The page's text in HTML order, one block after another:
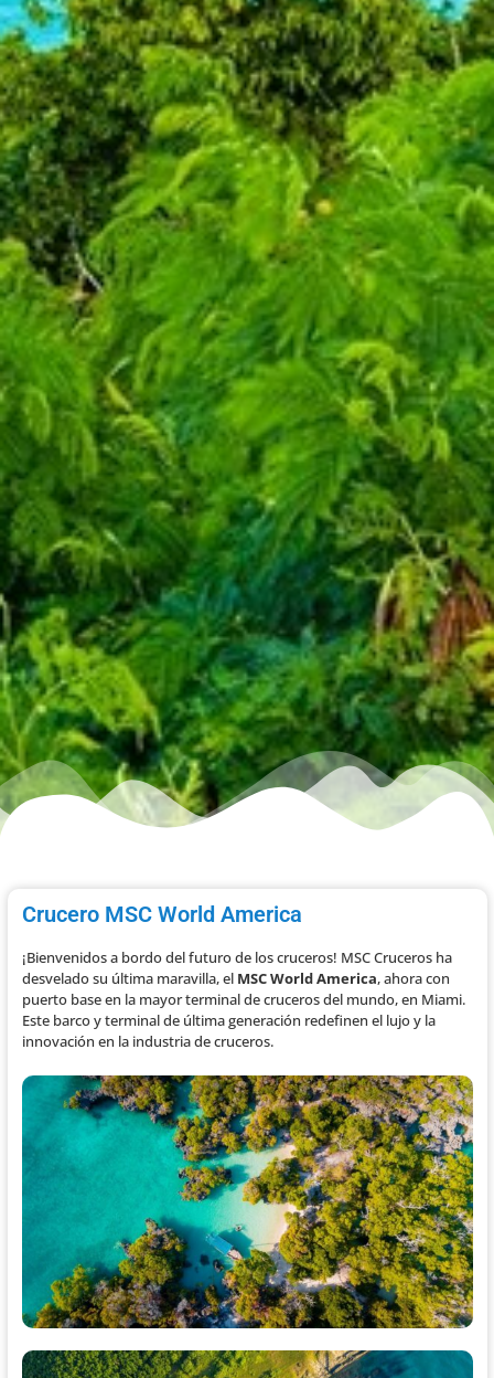
Crucero MSC World America
¡Bienvenidos a bordo del futuro de los cruceros! MSC Cruceros ha
desvelado su última maravilla, el MSC World America, ahora con
puerto base en la mayor terminal de cruceros del mundo, en Miami.
Este barco y terminal de última generación redefinen el lujo y la
innovación en la industria de cruceros.